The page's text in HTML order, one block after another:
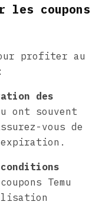
coupons
profiter au
des
ont souvent
vous de
Temu